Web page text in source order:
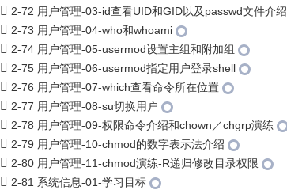
2-72 用户管理-03-id查看UID和GID以及passwd文件介绍
2-73 用户管理-04-who和whoami
2-74 用户管理-05-usermod设置主组和附加组
2-75 用户管理-06-usermod指定用户登录shell
2-76 用户管理-07-which查看命令所在位置
2-77 用户管理-08-su切换用户
2-78 用户管理-09-权限命令介绍和chown／chgrp演练
2-79 用户管理-10-chmod的数字表示法介绍
2-80 用户管理-11-chmod演练-R递归修改目录权限
2-81 系统信息-01-学习目标